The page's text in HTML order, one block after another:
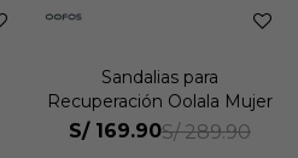
Sandalias para
Recuperación Oolala Mujer
S/ 169.90S/ 289.90